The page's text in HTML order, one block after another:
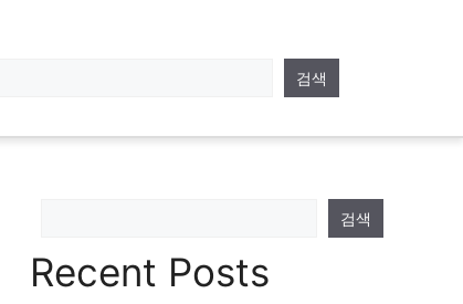
검색
검색
Recent Posts